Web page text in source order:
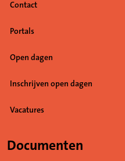
Contact
Portals
Open dagen
Inschrijven open dagen
Vacatures
Documenten